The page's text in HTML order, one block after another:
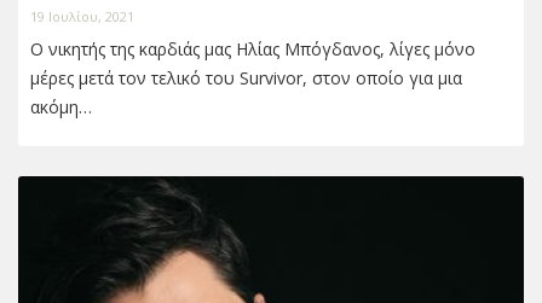
19 Ιουλίου, 2021
Ο νικητής της καρδιάς μας Ηλίας Μπόγδανος, λίγες μόνο
μέρες μετά τον τελικό του Survivor, στον οποίο για μια
ακόμη…